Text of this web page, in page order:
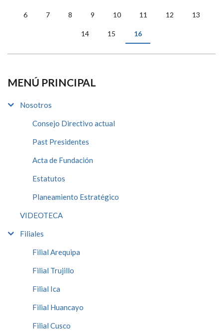
6 7 8 9 10 11 12 13
14 15 16
MENÚ PRINCIPAL
Nosotros
Consejo Directivo actual
Past Presidentes
Acta de Fundación
Estatutos
Planeamiento Estratégico
VIDEOTECA
Filiales
Filial Arequipa
Filial Trujillo
Filial Ica
Filial Huancayo
Filial Cusco